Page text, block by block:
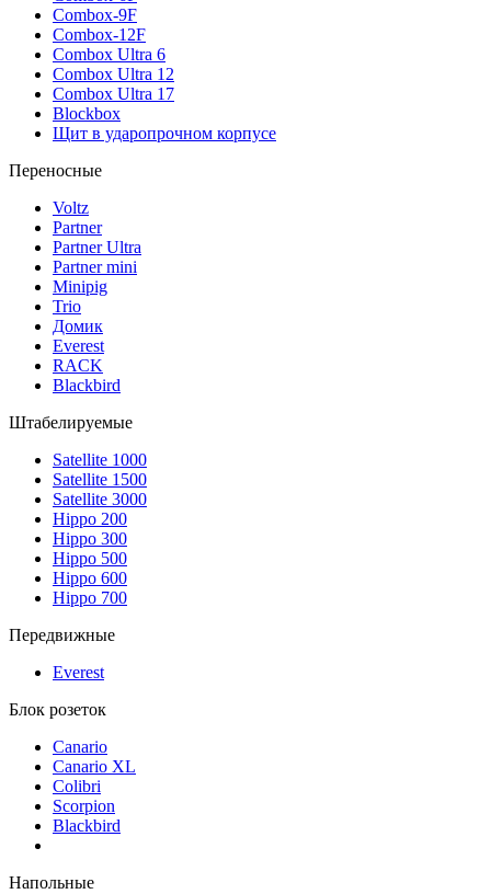
Combox-9F
Combox-12F
Combox Ultra 6
Combox Ultra 12
Combox Ultra 17
Blockbox
Щит в ударопрочном корпусе
Переносные
Voltz
Partner
Partner Ultra
Partner mini
Minipig
Trio
Домик
Everest
RACK
Blackbird
Штабелируемые
Satellite 1000
Satellite 1500
Satellite 3000
Hippo 200
Hippo 300
Hippo 500
Hippo 600
Hippo 700
Передвижные
Everest
Блок розеток
Canario
Canario XL
Colibri
Scorpion
Blackbird
Напольные